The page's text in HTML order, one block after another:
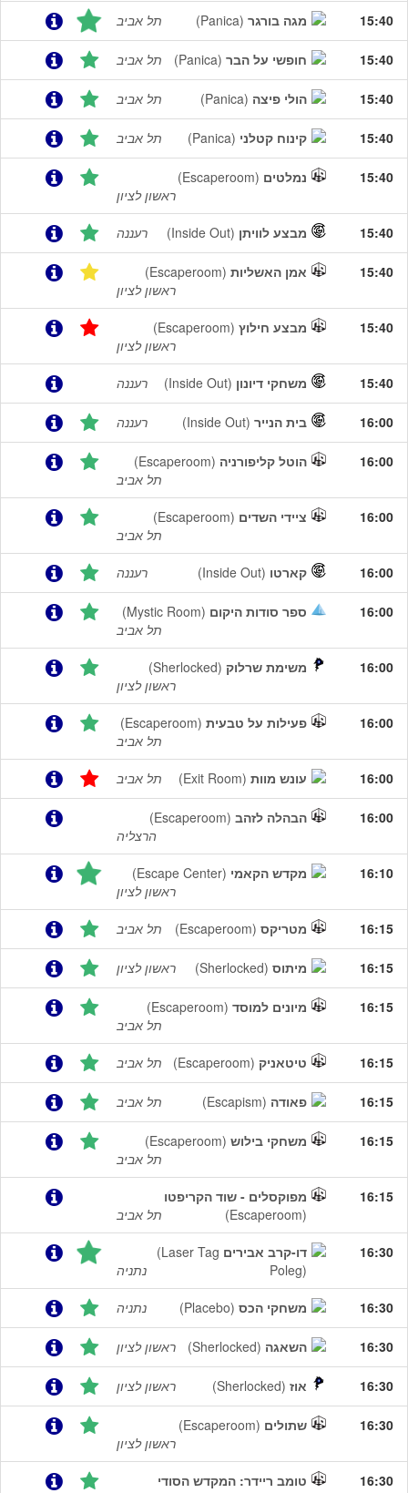
15:40 מגה בורגר (Panica) תל אביב
15:40 חופשי על הבר (Panica) תל אביב
15:40 הולי פיצה (Panica) תל אביב
15:40 קינוח קטלני (Panica) תל אביב
15:40 נמלטים (Escaperoom)
ראשון לציון
15:40 מבצע לוויתן (Inside Out) רעננה
15:40 אמן האשליות (Escaperoom)
ראשון לציון
15:40 מבצע חילוץ (Escaperoom)
ראשון לציון
15:40 משחקי דיונון (Inside Out) רעננה
16:00 בית הנייר (Inside Out) רעננה
16:00 הוטל קליפורניה (Escaperoom)
תל אביב
16:00 ציידי השדים (Escaperoom)
תל אביב
16:00 קארטו (Inside Out) רעננה
16:00 ספר סודות היקום (Mystic Room)
תל אביב
16:00 משימת שרלוק (Sherlocked)
ראשון לציון
16:00 פעילות על טבעית (Escaperoom)
תל אביב
16:00 עונש מוות (Exit Room) תל אביב
16:00 הבהלה לזהב (Escaperoom)
הרצליה
16:10 מקדש הקאמי (Escape Center)
ראשון לציון
16:15 מטריקס (Escaperoom) תל אביב
16:15 מיתוס (Sherlocked) ראשון לציון
16:15 מיונים למוסד (Escaperoom)
תל אביב
16:15 טיטאניק (Escaperoom) תל אביב
16:15 פאודה (Escapism) תל אביב
16:15 משחקי בילוש (Escaperoom)
תל אביב
16:15
מפוקסלים - שוד הקריפטו
(Escaperoom)
תל אביב
16:30 דו-קרב אבירים (Laser Tag
Poleg)
נתניה
16:30 משחקי הכס (Placebo) נתניה
16:30 השאגה (Sherlocked) ראשון לציון
16:30 אוז (Sherlocked) ראשון לציון
16:30 שתולים (Escaperoom)
ראשון לציון
16:30
טומב ריידר: המקדש הסודי‎